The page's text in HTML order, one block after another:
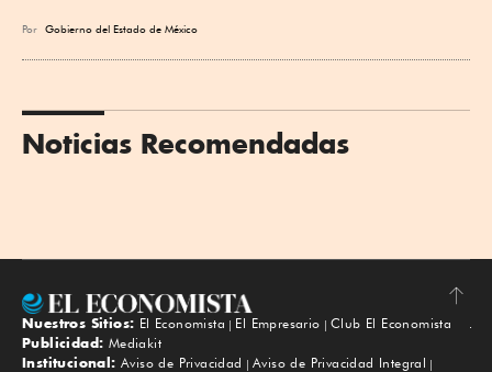
Por Gobierno del Estado de México
Noticias Recomendadas
Subir
Nuestros Sitios: El Economista El Empresario
Club El Economista
Publicidad: Mediakit
Institucional: Aviso de Privacidad
Aviso de Privacidad Integral